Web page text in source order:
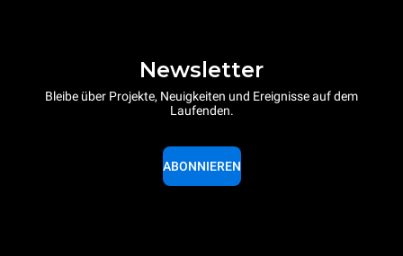
Newsletter
Bleibe über Projekte, Neuigkeiten und Ereignisse auf dem
Laufenden.
ABONNIEREN